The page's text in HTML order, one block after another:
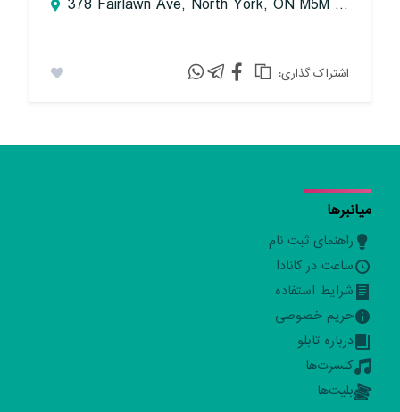
378 Fairlawn Ave, North York, ON M5M 1T8, Canada
:اشتراک گذاری
میانبرها
راهنمای ثبت نام
ساعت در کانادا
شرایط استفاده
حریم خصوصی
درباره تابلو
کنسرت‌ها
بلیت‌ها